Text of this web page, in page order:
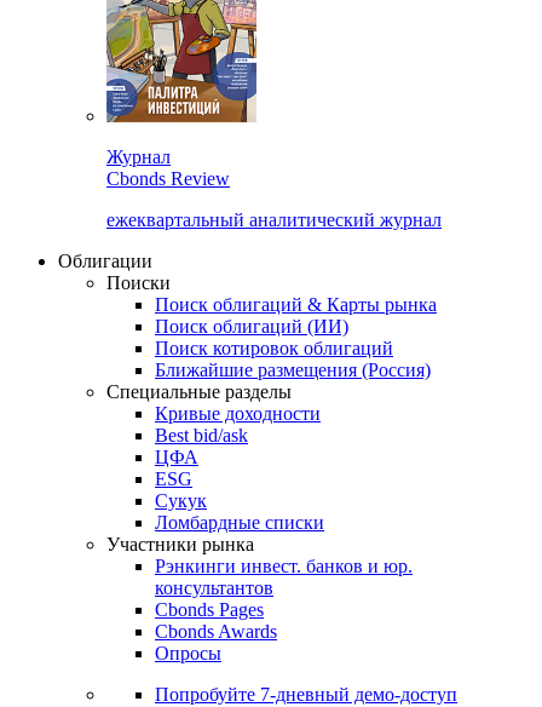
Журнал
Cbonds Review
ежеквартальный аналитический журнал
Облигации
Поиски
Поиск облигаций & Карты рынка
Поиск облигаций (ИИ)
Поиск котировок облигаций
Ближайшие размещения (Россия)
Специальные разделы
Кривые доходности
Best bid/ask
ЦФА
ESG
Сукук
Ломбардные списки
Участники рынка
Рэнкинги инвест. банков и юр.
консультантов
Cbonds Pages
Cbonds Awards
Опросы
Попробуйте 7-дневный демо-доступ